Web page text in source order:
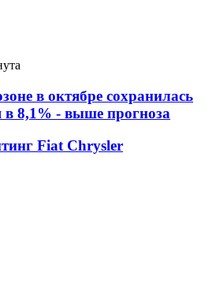
в октябре сохранилась
в 8,1% - выше прогноза
Fiat Chrysler